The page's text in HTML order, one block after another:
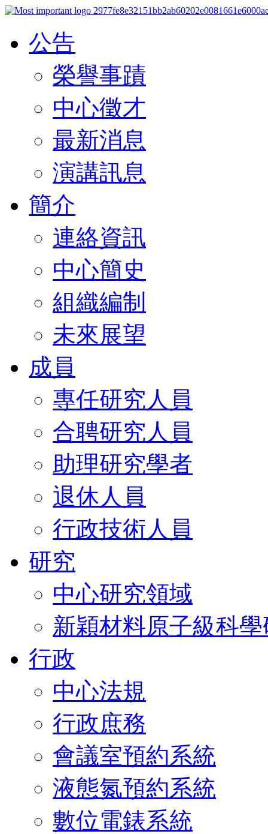
公告
榮譽事蹟
中心徵才
最新消息
演講訊息
簡介
連絡資訊
中心簡史
組織編制
未來展望
成員
專任研究人員
合聘研究人員
助理研究學者
退休人員
行政技術人員
研究
中心研究領域
新穎材料原子級科
行政
中心法規
行政庶務
會議室預約系統
液態氮預約系統
數位電錶系統